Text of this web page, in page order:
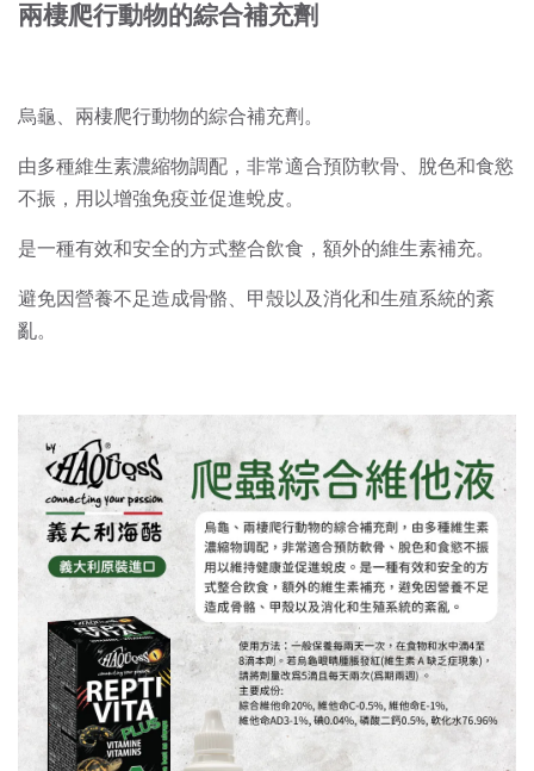
兩棲爬行動物的綜合補充劑
烏龜、兩棲爬行動物的綜合補充劑。
由多種維生素濃縮物調配，非常適合預防軟骨、脫色和食慾
不振，用以增強免疫並促進蛻皮。
是一種有效和安全的方式整合飲食，額外的維生素補充。
避免因營養不足造成骨骼、甲殼以及消化和生殖系統的紊
亂。